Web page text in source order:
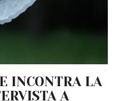
INCONTRA LA
A